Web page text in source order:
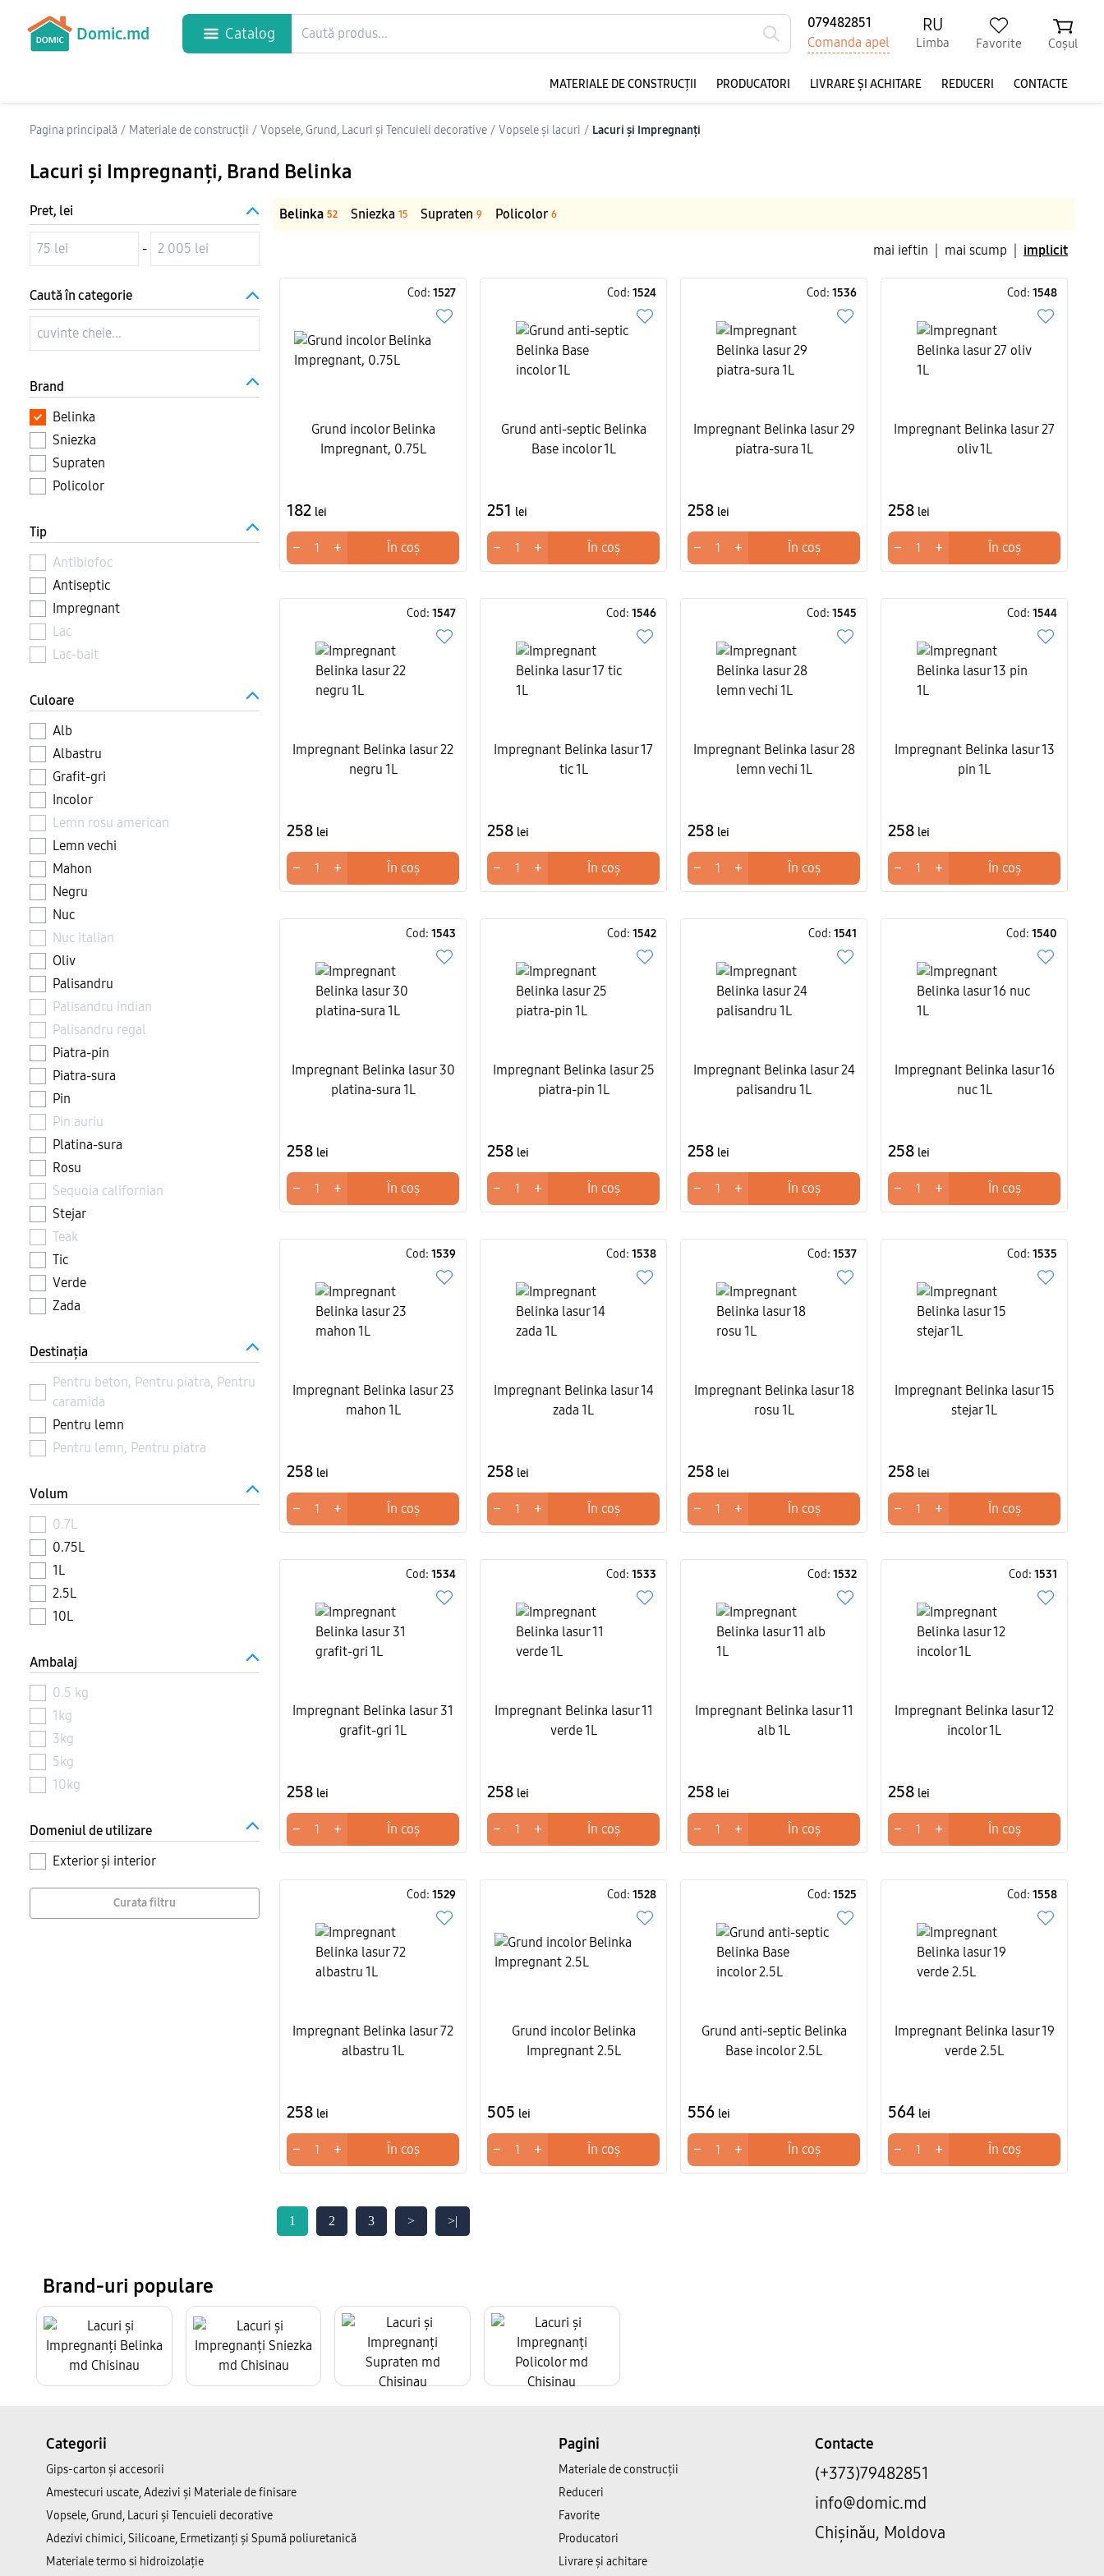
Domic.md Catalog
079482851
Comanda apel
RU
Limba Favorite Coșul
MATERIALE DE CONSTRUCȚII PRODUCATORI LIVRARE ȘI ACHITARE REDUCERI CONTACTE
Pagina principală / Materiale de construcții / Vopsele, Grund, Lacuri și Tencuieli decorative / Vopsele și lacuri / Lacuri și Impregnanți
Lacuri și Impregnanți, Brand Belinka
Belinka 52 Sniezka 15 Supraten 9 Policolor 6
mai ieftin mai scump implicit
Cod: 1527
Grund incolor Belinka
Impregnant, 0.75L
182 lei
− + În coș
Cod: 1524
Grund anti-septic Belinka
Base incolor 1L
251 lei
− + În coș
Cod: 1536
Impregnant Belinka lasur 29
piatra-sura 1L
258 lei
− + În coș
Cod: 1548
Impregnant Belinka lasur 27
oliv 1L
258 lei
− + În coș
Cod: 1547
Impregnant Belinka lasur 22
negru 1L
258 lei
− + În coș
Cod: 1546
Impregnant Belinka lasur 17
tic 1L
258 lei
− + În coș
Cod: 1545
Impregnant Belinka lasur 28
lemn vechi 1L
258 lei
− + În coș
Cod: 1544
Impregnant Belinka lasur 13
pin 1L
258 lei
− + În coș
Cod: 1543
Impregnant Belinka lasur 30
platina-sura 1L
258 lei
− + În coș
Cod: 1542
Impregnant Belinka lasur 25
piatra-pin 1L
258 lei
− + În coș
Cod: 1541
Impregnant Belinka lasur 24
palisandru 1L
258 lei
− + În coș
Cod: 1540
Impregnant Belinka lasur 16
nuc 1L
258 lei
− + În coș
Cod: 1539
Impregnant Belinka lasur 23
mahon 1L
258 lei
− + În coș
Cod: 1538
Impregnant Belinka lasur 14
zada 1L
258 lei
− + În coș
Cod: 1537
Impregnant Belinka lasur 18
rosu 1L
258 lei
− + În coș
Cod: 1535
Impregnant Belinka lasur 15
stejar 1L
258 lei
− + În coș
Cod: 1534
Impregnant Belinka lasur 31
grafit-gri 1L
258 lei
− + În coș
Cod: 1533
Impregnant Belinka lasur 11
verde 1L
258 lei
− + În coș
Cod: 1532
Impregnant Belinka lasur 11
alb 1L
258 lei
− + În coș
Cod: 1531
Impregnant Belinka lasur 12
incolor 1L
258 lei
− + În coș
Cod: 1529
Impregnant Belinka lasur 72
albastru 1L
258 lei
− + În coș
Cod: 1528
Grund incolor Belinka
Impregnant 2.5L
505 lei
− + În coș
Cod: 1525
Grund anti-septic Belinka
Base incolor 2.5L
556 lei
− + În coș
Cod: 1558
Impregnant Belinka lasur 19
verde 2.5L
564 lei
− + În coș
1 2 3 > >|
Pret, lei
-
Caută în categorie
Brand
Belinka
Sniezka
Supraten
Policolor
Tip
Antibiofoc
Antiseptic
Impregnant
Lac
Lac-bait
Culoare
Alb
Albastru
Grafit-gri
Incolor
Lemn rosu american
Lemn vechi
Mahon
Negru
Nuc
Nuc italian
Oliv
Palisandru
Palisandru indian
Palisandru regal
Piatra-pin
Piatra-sura
Pin
Pin auriu
Platina-sura
Rosu
Sequoia californian
Stejar
Teak
Tic
Verde
Zada
Destinația
Pentru beton, Pentru piatra, Pentru
caramida
Pentru lemn
Pentru lemn, Pentru piatra
Volum
0.7L
0.75L
1L
2.5L
10L
Ambalaj
0.5 kg
1kg
3kg
5kg
10kg
Domeniul de utilizare
Exterior și interior
Curata filtru
Brand-uri populare
Categorii
Gips-carton și accesorii
Amestecuri uscate, Adezivi şi Materiale de finisare
Vopsele, Grund, Lacuri și Tencuieli decorative
Adezivi chimici, Silicoane, Ermetizanți și Spumă poliuretanică
Materiale termo si hidroizolație
Pagini
Materiale de construcții
Reduceri
Favorite
Producatori
Livrare și achitare
Contacte
(+373)79482851
info@domic.md
Chișinău, Moldova